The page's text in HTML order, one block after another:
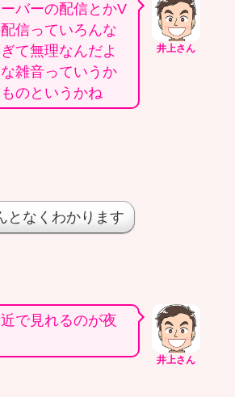
井上さん
バーの配信とかV
信っていろんな
て無理なんだよ
雑音っていうか
のというかね
となくわかります
井上さん
で見れるのが夜